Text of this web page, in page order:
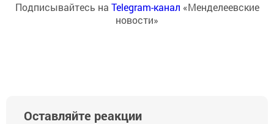
Подписывайтесь на Telegram-канал «Менделеевские
новости»
Оставляйте реакции